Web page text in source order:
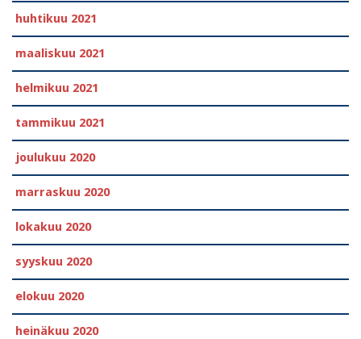
huhtikuu 2021
maaliskuu 2021
helmikuu 2021
tammikuu 2021
joulukuu 2020
marraskuu 2020
lokakuu 2020
syyskuu 2020
elokuu 2020
heinäkuu 2020